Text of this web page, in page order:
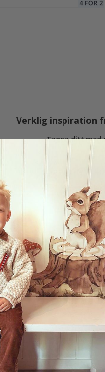
Verklig inspiration
Tagga ditt med
Andra
99,00 Kr